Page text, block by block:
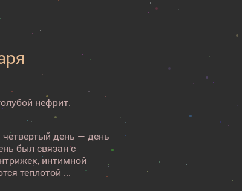
нефрит.
день — день
был связан с
интимной
теплотой ...